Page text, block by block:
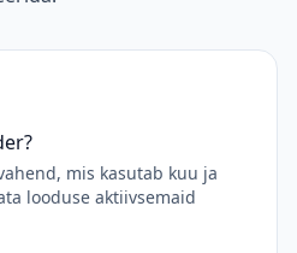
mis kasutab kuu ja
looduse aktiivsemaid